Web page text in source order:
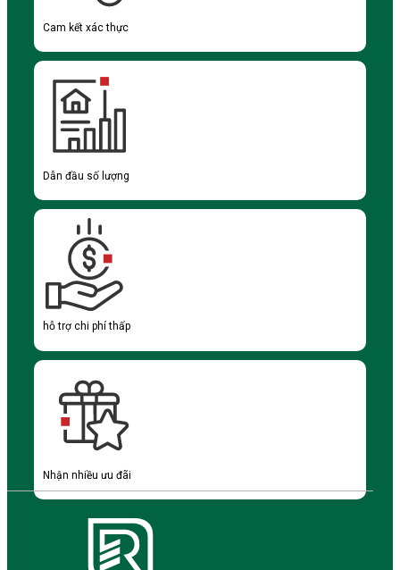
Cam kết xác thực
Dẫn đầu số lượng
hỗ trợ chi phí thấp
Nhận nhiều ưu đãi